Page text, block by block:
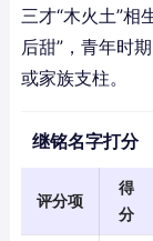
三才“木火土”相
后甜”，青年时
或家族支柱。
继铭名字打分
评分项
得
分